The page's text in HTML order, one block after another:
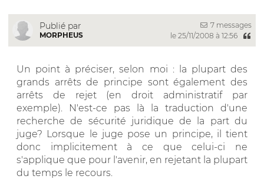
Publié par
MORPHEUS
7 messages
le 25/11/2008 à 12:56
Un point à préciser, selon moi : la plupart des
grands arrêts de principe sont également des
arrêts de rejet (en droit administratif par
exemple). N'est-ce pas là la traduction d'une
recherche de sécurité juridique de la part du
juge? Lorsque le juge pose un principe, il tient
donc implicitement à ce que celui-ci ne
s'applique que pour l'avenir, en rejetant la plupart
du temps le recours.